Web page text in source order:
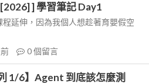
] 學習筆記 Day1
延伸，因為我個人想趁著育嬰假空
0個留言
1/6】Agent 到底該怎麼測